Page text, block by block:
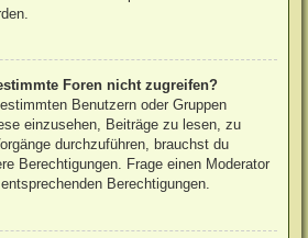
Foren nicht zugreifen?
Benutzern oder Gruppen
einzusehen, Beiträge zu lesen, zu
durchzuführen, brauchst du
Berechtigungen. Frage einen Moderator
Berechtigungen.